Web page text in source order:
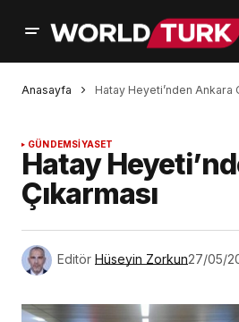
Anasayfa Hatay Heyeti’nden Ankara
GÜNDEMSİYASET
Hatay
Çıkarması
Editör Hüseyin Zorkun27/05/